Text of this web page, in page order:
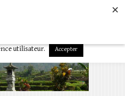
soi
similaires pour disposer de
d'intérêts et vous garantir une
utilisateur.
Accepter